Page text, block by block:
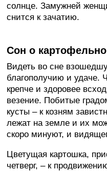
солнце. Замужней
снится к зачатию.
Сон о
Видеть во сне
благополучию и удаче.
крепче и здоровее
везение. Побитые
кусты – к козням
лежат на земле и их
скоро минуют, и
Цветущая картошка,
четверг, – к